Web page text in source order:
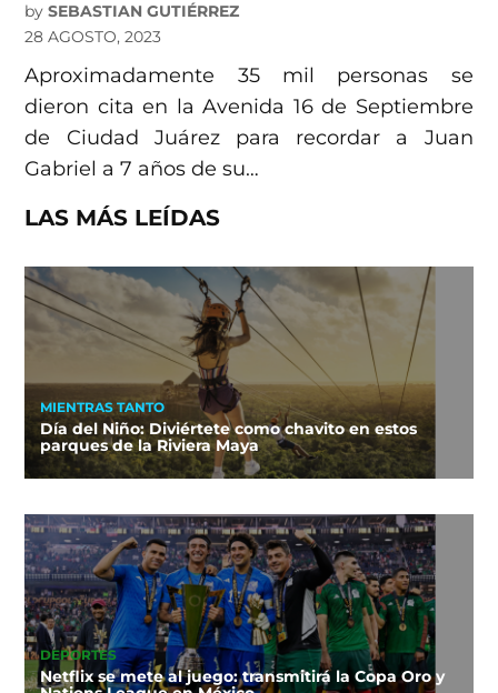
by SEBASTIAN GUTIÉRREZ
28 AGOSTO, 2023
Aproximadamente 35 mil personas se
dieron cita en la Avenida 16 de Septiembre
de Ciudad Juárez para recordar a Juan
Gabriel a 7 años de su…
LAS MÁS LEÍDAS
MIENTRAS TANTO
Día del Niño: Diviértete como chavito en estos
parques de la Riviera Maya
DEPORTES
Netflix se mete al juego: transmitirá la Copa Oro y